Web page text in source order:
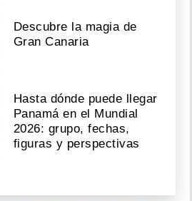
Descubre la magia de
Gran Canaria
Hasta dónde puede llegar
Panamá en el Mundial
2026: grupo, fechas,
figuras y perspectivas